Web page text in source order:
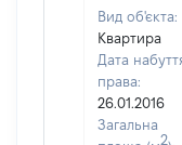
Вид об'єкта:
Квартира
Дата
права:
26.01.2016
Загальна
2